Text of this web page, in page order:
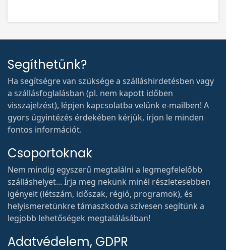
Segíthetünk?
Ha segítségre van szüksége a szálláshirdetésben vagy
a szállásfoglalásban (pl. nem kapott időben
visszajelzést), lépjen kapcsolatba velünk e-mailben! A
gyors ügyintézés érdekében kérjük, írjon le minden
fontos információt.
Csoportoknak
Nem mindig egyszerű megtalálni a legmegfelelőbb
szálláshelyet... Írja meg nekünk minél részletesebben
igényeit (létszám, időszak, régió, programok), és
helyismeretünkre támaszkodva szívesen segítünk a
legjobb lehetőségek megtalálásában!
Adatvédelem, GDPR